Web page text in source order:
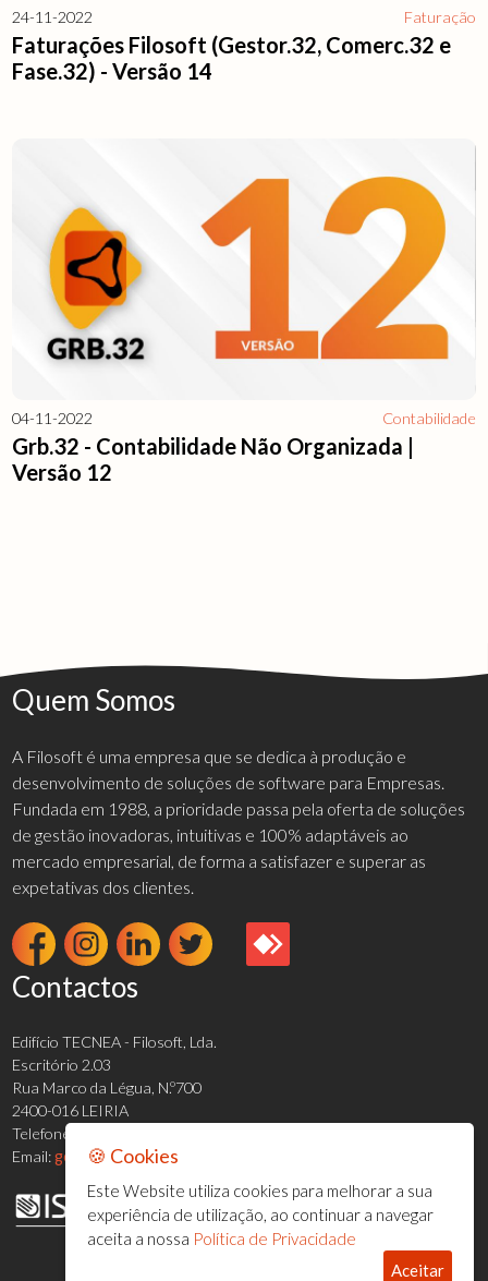
24-11-2022 Faturação
Faturações Filosoft (Gestor.32, Comerc.32 e
Fase.32) - Versão 14
04-11-2022 Contabilidade
Grb.32 - Contabilidade Não Organizada |
Versão 12
Quem Somos
A Filosoft é uma empresa que se dedica à produção e
desenvolvimento de soluções de software para Empresas.
Fundada em 1988, a prioridade passa pela oferta de soluções
de gestão inovadoras, intuitivas e 100% adaptáveis ao
mercado empresarial, de forma a satisfazer e superar as
expetativas dos clientes.
Contactos
Edifício TECNEA - Filosoft, Lda.
Escritório 2.03
Rua Marco da Légua, N.º700
2400-016 LEIRIA
Telefone:
Email:geral@filosoft.pt
🍪 Cookies
Este Website utiliza cookies para melhorar a sua
experiência de utilização, ao continuar a navegar
aceita a nossa Política de Privacidade
Aceitar